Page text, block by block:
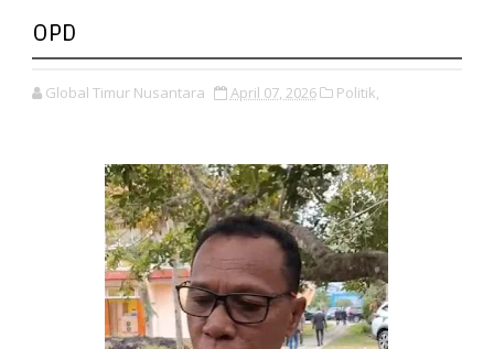
OPD
Global Timur Nusantara April 07, 2026 Politik,